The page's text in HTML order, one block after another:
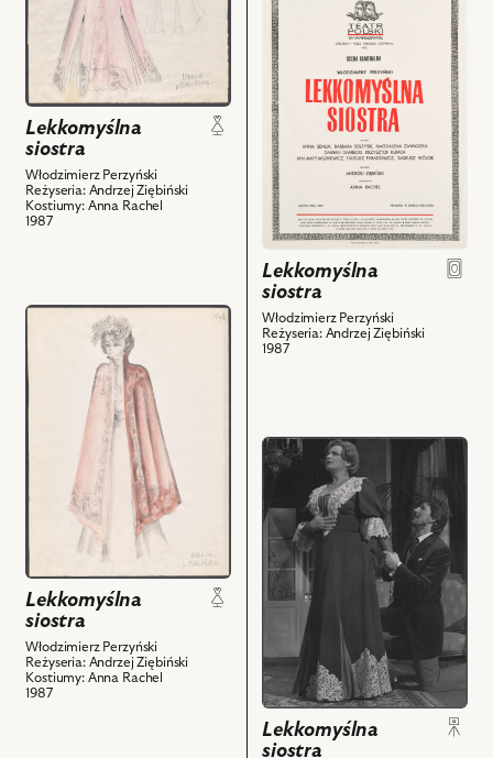
Maria
i
powiązanych
z
nim
obiektów
Lekkomyślna
siostra
Włodzimierz Perzyński
Reżyseria: Andrzej Ziębiński
Kostiumy: Anna Rachel
1987
obiektu
Lekkomyślna
siostra,
powiązanych
nim
obiektów
Lekkomyślna
siostra
Włodzimierz Perzyński
Reżyseria: Andrzej Ziębiński
1987
przejdź
obiektu
Lekkomyślna
siostra,
Projekt:
kostium
Maria
powiązanych
z
nim
obiektów
Lekkomyślna
siostra
Włodzimierz Perzyński
Reżyseria: Andrzej Ziębiński
Kostiumy: Anna Rachel
1987
przejdź
do
obiektu
Lekkomyślna
siostra,
Na
zdjęciu:
Seniuk
Helena,
Tadeusz
Paradowicz
Lekkomyślna
siostra